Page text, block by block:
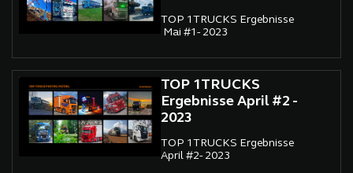
TOP 1TRUCKS Ergebnisse
Mai #1- 2023
TOP 1TRUCKS
Ergebnisse April #2 -
2023
TOP 1TRUCKS Ergebnisse
April #2- 2023